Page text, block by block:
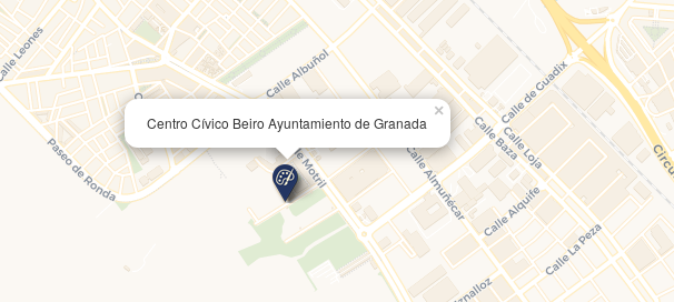
Centro Cívico Beiro Ayuntamiento de Granada
×
Publica y gestiona tus obras
Administra tu Espacio de Arte
Crea eventos y noticias
Recibe y responde mensajes
Sigue las visitas de tus obras
Crear cuenta y abrir mi Panel Explorar obras